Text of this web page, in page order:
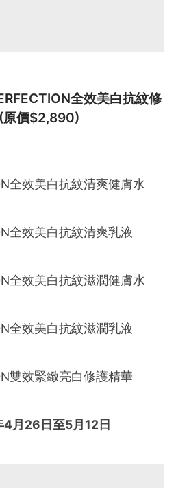
全效美白抗紋修
原價$2,890)
全效美白抗紋清爽健膚水
全效美白抗紋清爽乳液
全效美白抗紋滋潤健膚水
全效美白抗紋滋潤乳液
雙效緊緻亮白修護精華
月26日至5月12日